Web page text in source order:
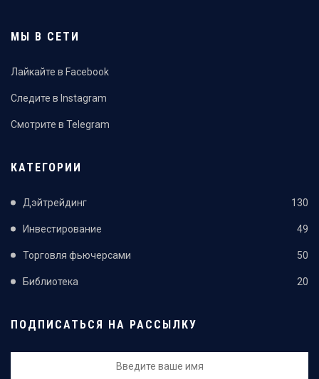
МЫ В СЕТИ
Лайкайте в Facebook
Следите в Instagram
Смотрите в Telegram
КАТЕГОРИИ
Дэйтрейдинг 130
Инвестирование 49
Торговля фьючерсами 50
Библиотека 20
ПОДПИСАТЬСЯ НА РАССЫЛКУ